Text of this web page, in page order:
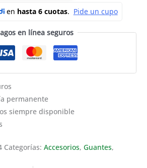
en línea seguros
permanente
siempre disponible
Categorías:Accesorios,Guantes,